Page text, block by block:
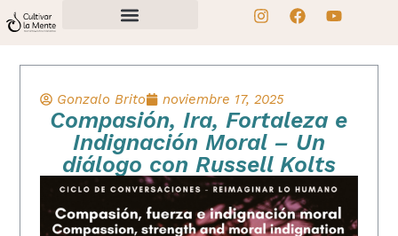
Gonzalo Brito noviembre 17, 2025
Compasión, Ira, Fortaleza e
Indignación Moral – Un
diálogo con Russell Kolts